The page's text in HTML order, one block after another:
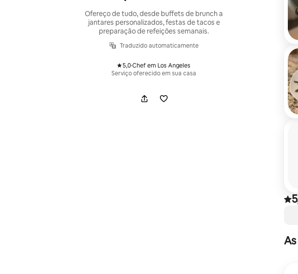
Ofereço de tudo, desde buffets de brunch a
jantares personalizados, festas de tacos e
preparação de refeições semanais.
Traduzido automaticamente
5,0
, ·Chef em Los Angeles
Serviço oferecido em sua casa
,